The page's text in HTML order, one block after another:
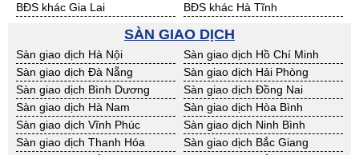
BĐS khác Gia Lai
BĐS khác Hà Tĩnh
BĐS khác Ninh Thuận
BĐS khác Phú Yên
BĐS khác Quảng Bình
BĐS khác Quảng Nam
BĐS khác Quảng Ngãi
BĐS khác Bà Rịa - VT
BĐS khác Cần Thơ
BĐS khác An Giang
BĐS khác Bạc Liêu
BĐS khác Bến Tre
BĐS khác Bình Phước
BĐS khác Cà Mau
BĐS khác Đồng Tháp
BĐS khác Hậu Giang
SÀN GIAO DỊCH
Sàn giao dịch Hà Nội
Sàn giao dịch Hồ Chí Minh
Sàn giao dịch Đà Nẵng
Sàn giao dịch Hải Phòng
Sàn giao dịch Bình Dương
Sàn giao dịch Đồng Nai
Sàn giao dịch Hà Nam
Sàn giao dịch Hòa Bình
Sàn giao dịch Vĩnh Phúc
Sàn giao dịch Ninh Bình
Sàn giao dịch Thanh Hóa
Sàn giao dịch Bắc Giang